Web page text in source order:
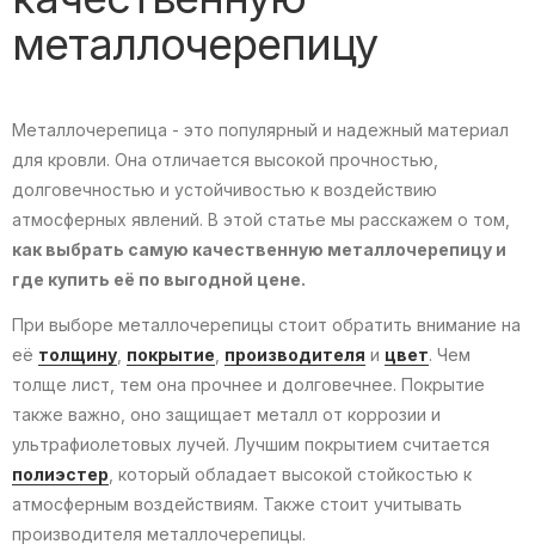
металлочерепицу
Металлочерепица - это популярный и надежный материал
для кровли. Она отличается высокой прочностью,
долговечностью и устойчивостью к воздействию
атмосферных явлений. В этой статье мы расскажем о том,
как выбрать самую качественную металлочерепицу и
где купить её по выгодной цене.
При выборе металлочерепицы стоит обратить внимание на
её толщину покрытие производителя и цвет. Чем
толще лист, тем она прочнее и долговечнее. Покрытие
также важно, оно защищает металл от коррозии и
ультрафиолетовых лучей. Лучшим покрытием считается
полиэстер , который обладает высокой стойкостью к
атмосферным воздействиям. Также стоит учитывать
производителя металлочерепицы.